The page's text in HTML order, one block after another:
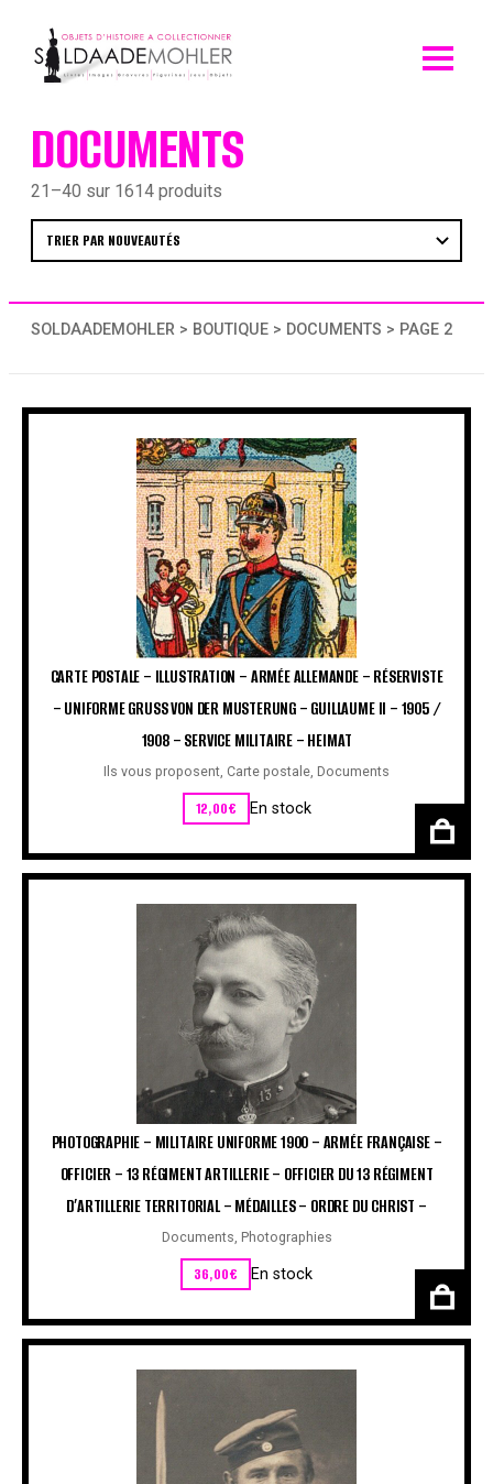
content
DOCUMENTS
21–40 sur 1614 produits
SOLDAADEMOHLER > BOUTIQUE > DOCUMENTS > PAGE 2
CARTE POSTALE – ILLUSTRATION – ARMÉE ALLEMANDE – RÉSERVISTE
– UNIFORME GRUSS VON DER MUSTERUNG – GUILLAUME II – 1905 /
1908 – SERVICE MILITAIRE – HEIMAT
Ils vous proposent, Carte postale, Documents
12,00€ En stock
PHOTOGRAPHIE – MILITAIRE UNIFORME 1900 – ARMÉE FRANÇAISE –
OFFICIER – 13 RÉGIMENT ARTILLERIE – OFFICIER DU 13 RÉGIMENT
D’ARTILLERIE TERRITORIAL – MÉDAILLES – ORDRE DU CHRIST –
Documents, Photographies
36,00€ En stock